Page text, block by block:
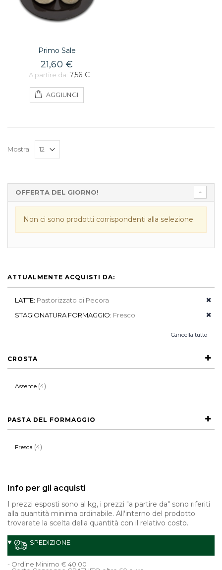
Primo Sale
21,60 €
A partire da: 7,56 €
AGGIUNGI
Mostra:
OFFERTA DEL GIORNO!
Non ci sono prodotti corrispondenti alla selezione.
ATTUALMENTE ACQUISTI DA:
LATTE: Pastorizzato di Pecora
STAGIONATURA FORMAGGIO: Fresco
Cancella tutto
CROSTA
Assente (4)
PASTA DEL FORMAGGIO
Fresca (4)
Info per gli acquisti
I prezzi esposti sono al kg, i prezzi "a partire da" sono riferiti
alla quantità minima ordinabile. All'interno del prodotto
troverete la scelta della quantità con il relativo costo.
SPEDIZIONE
- Ordine Minimo € 40.00